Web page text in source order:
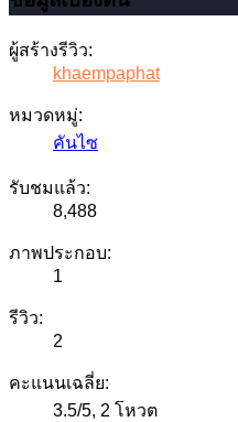
ผู้สร้างรีวิว:
khaempaphat
หมวดหมู่:
คันไซ
รับชมแล้ว:
8,488
ภาพประกอบ:
1
รีวิว:
2
คะแนนเฉลี่ย:
3.5/5, 2 โหวต